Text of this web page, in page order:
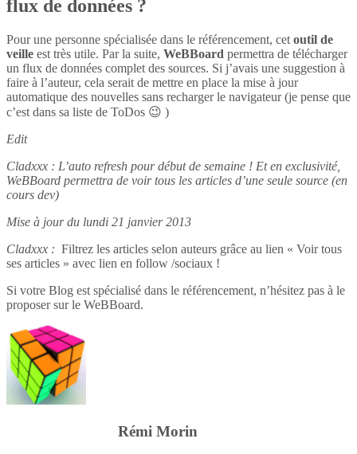
flux de données ?
Pour une personne spécialisée dans le référencement, cet outil de
veille est très utile. Par la suite, WeBBoard permettra de télécharger
un flux de données complet des sources. Si j’avais une suggestion à
faire à l’auteur, cela serait de mettre en place la mise à jour
automatique des nouvelles sans recharger le navigateur (je pense que
c’est dans sa liste de ToDos 😉 )
Edit
Cladxxx : L’auto refresh pour début de semaine ! Et en exclusivité,
WeBBoard permettra de voir tous les articles d’une seule source (en
cours dev)
Mise à jour du lundi 21 janvier 2013
Cladxxx : Filtrez les articles selon auteurs grâce au lien « Voir tous
ses articles » avec lien en follow /sociaux !
Si votre Blog est spécialisé dans le référencement, n’hésitez pas à le
proposer sur le WeBBoard.
Rémi Morin